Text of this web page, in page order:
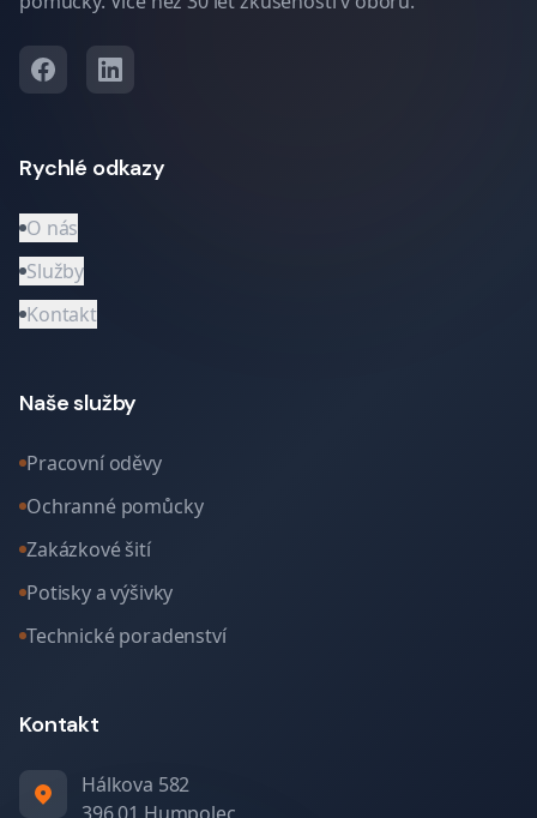
Rychlé odkazy
O nás
Služby
Kontakt
Naše služby
Pracovní oděvy
Ochranné pomůcky
Zakázkové šití
Potisky a výšivky
Technické poradenství
Kontakt
Hálkova 582